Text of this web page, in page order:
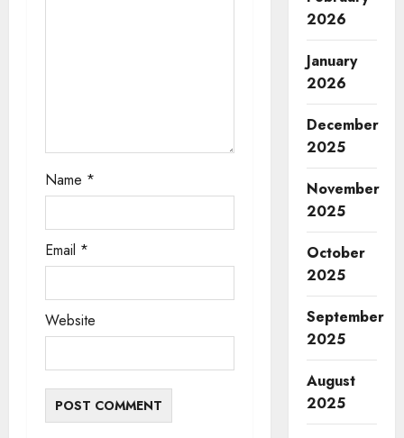
Name *
Email *
Website
2026
January
2026
December
2025
November
2025
October
2025
September
2025
August
2025